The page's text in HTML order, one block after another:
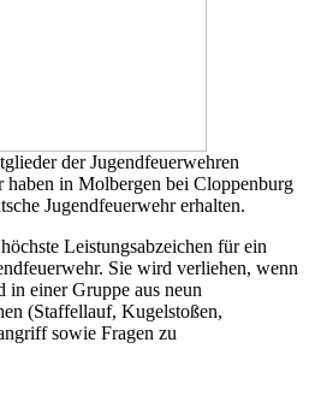
der Jugendfeuerwehren
haben in Molbergen bei Cloppenburg
Jugendfeuerwehr erhalten.
Leistungsabzeichen für ein
Sie wird verliehen, wenn
in einer Gruppe aus neun
(Staffellauf, Kugelstoßen,
sowie Fragen zu